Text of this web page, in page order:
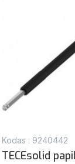
Kodas : 9240442
TECEsolid